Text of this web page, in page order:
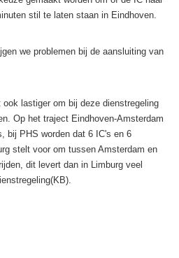
stil te laten staan in Eindhoven.
we problemen bij de aansluiting van
lastiger om bij deze dienstregeling
Op het traject Eindhoven-Amsterdam
bij PHS worden dat 6 IC's en 6
stelt voor om tussen Amsterdam en
dit levert dan in Limburg veel